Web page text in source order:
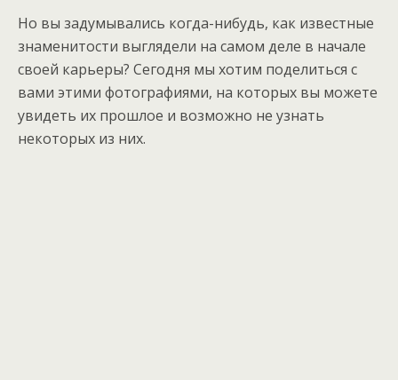
Но вы задумывались когда-нибудь, как известные
знаменитости выглядели на самом деле в начале
своей карьеры? Сегодня мы хотим поделиться с
вами этими фотографиями, на которых вы можете
увидеть их прошлое и возможно не узнать
некоторых из них.